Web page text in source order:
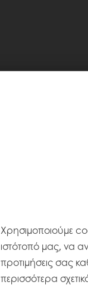
Χρησιμοποιούμε
ιστότοπό μας, να
προτιμήσεις σας
περισσότερα